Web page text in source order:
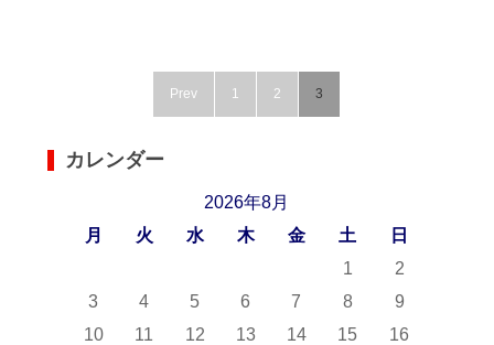
Prev 1 2 3
カレンダー
2026年8月
月
火 水 木 金 土
日
1
2
3
4 5 6 7 8
9
10
11 12 13 14 15
16